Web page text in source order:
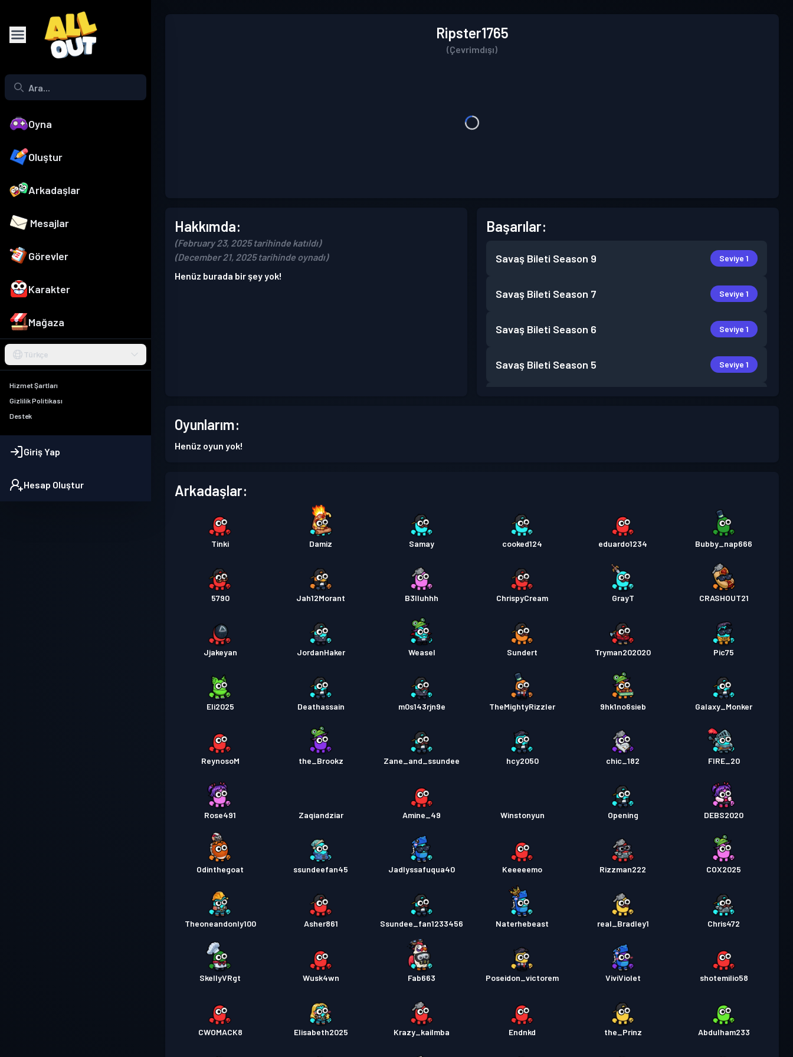
Oyna
Oluştur
Arkadaşlar
Mesajlar
Görevler
Karakter
Mağaza
Türkçe
Hizmet Şartları
Gizlilik Politikası
Destek
Giriş Yap
Hesap Oluştur
Ripster1765
(Çevrimdışı)
Hakkımda:
(February 23, 2025 tarihinde katıldı)
(December 21, 2025 tarihinde oynadı)
Henüz burada bir şey yok!
Başarılar:
Savaş Bileti Season 9 Seviye 1
Savaş Bileti Season 7 Seviye 1
Savaş Bileti Season 6 Seviye 1
Savaş Bileti Season 5 Seviye 1
Oyunlarım:
Henüz oyun yok!
Arkadaşlar:
Tinki Damiz Samay cooked124 eduardo1234 Bubby_nap666
5790 Jah12Morant B3lluhhh ChrispyCream GrayT CRASHOUT21
Jjakeyan JordanHaker Weasel Sundert Tryman202020 Pic75
Eli2025 Deathassain m0s143rjn9e TheMightyRizzler 9hk1no6sieb Galaxy_Monker
ReynosoM the_Brookz Zane_and_ssundee hcy2050 chic_182 FIRE_20
Rose491 Zaqiandziar Amine_49 Winstonyun Opening DEBS2020
Odinthegoat ssundeefan45 Jadlyssafuqua40 Keeeeemo Rizzman222 COX2025
Theoneandonly100 Asher861 Ssundee_fan1233456 Naterhebeast real_Bradley1 Chris472
SkellyVRgt Wusk4wn Fab663 Poseidon_victorem ViviViolet shotemilio58
CWOMACK8 Elisabeth2025 Krazy_kailmba Endnkd the_Prinz Abdulham233